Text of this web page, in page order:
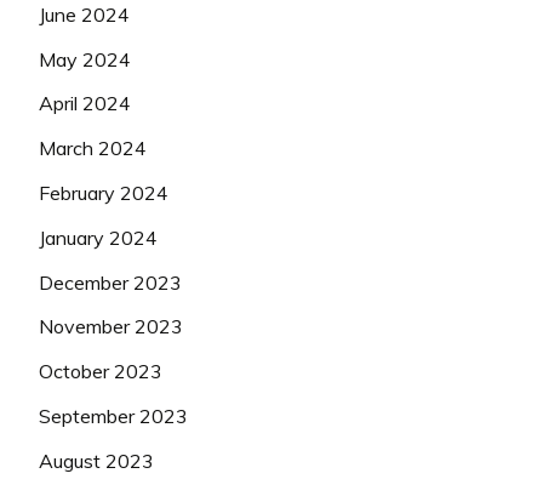
June 2024
May 2024
April 2024
March 2024
February 2024
January 2024
December 2023
November 2023
October 2023
September 2023
August 2023